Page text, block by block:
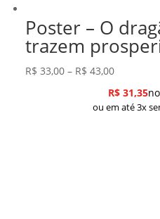
Poster – O
trazem
R$ 33,00 – R$ 43,00Faixa
de
preço:
R$31,35
ou em até 3x